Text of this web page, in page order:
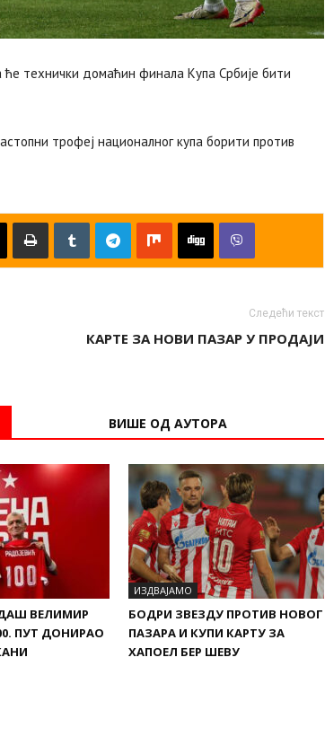
технички домаћин финала Купа Србије бити
трофеј националног купа борити против
Следећи текст
КАРТЕ ЗА НОВИ ПАЗАР У ПРОДАЈИ
ВИШЕ ОД АУТОРА
ВЕЛИМИР
ПУТ ДОНИРАО
ИЗДВАЈАМО
БОДРИ ЗВЕЗДУ ПРОТИВ НОВОГ
ПАЗАРА И КУПИ КАРТУ ЗА
ХАПОЕЛ БЕР ШЕВУ